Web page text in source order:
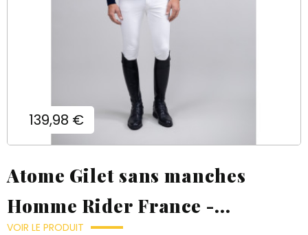
Prix
139,98 €
Atome Gilet sans manches
Homme Rider France -...
VOIR LE PRODUIT